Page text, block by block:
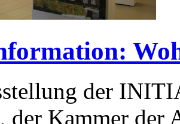
der
der Kammer der